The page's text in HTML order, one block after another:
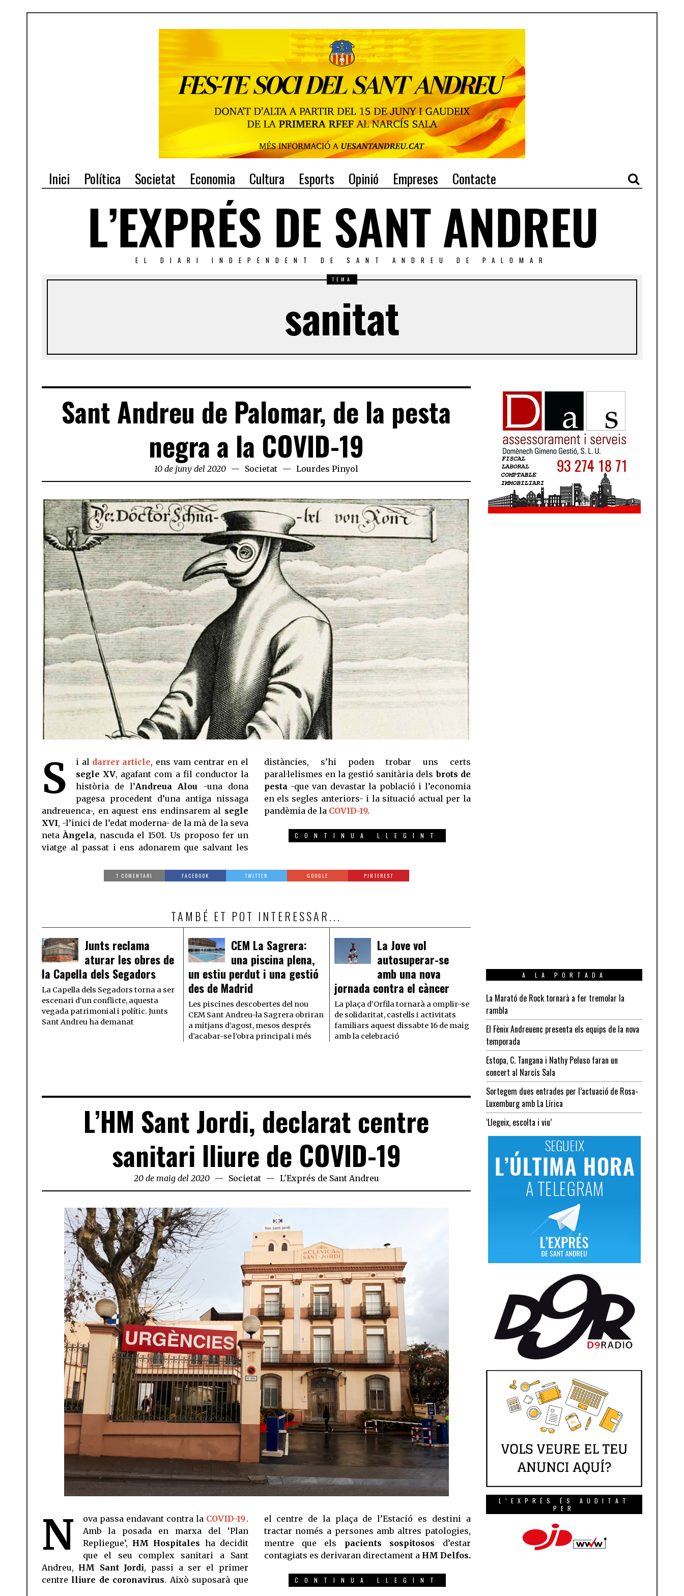
Inici Política Societat Economia Cultura Esports Opinió Empreses Contacte
EL DIARI INDEPENDENT DE SANT ANDREU DE PALOMAR
TEMA
sanitat
Sant Andreu de Palomar, de la pesta
negra a la COVID-19
10 de juny del 2020 Societat Lourdes Pinyol
S i al darrer article, ens vam centrar en el
segle XV, agafant com a fil conductor la
història de l’Andreua Alou -una dona
pagesa procedent d’una antiga nissaga
andreuenca-, en aquest ens endinsarem al segle
XVI, -l’inici de l’edat moderna- de la mà de la seva
neta Àngela, nascuda el 1501. Us proposo fer un
viatge al passat i ens adonarem que salvant les
distàncies, s’hi poden trobar uns certs
paral·lelismes en la gestió sanitària delsbrots de
pesta-que van devastar la població i l’economia
en els segles anteriors- i la situació actual per la
pandèmia de laCOVID-19.
CONTINUA LLEGINT
1 COMENTARI FACEBOOK TWITTER GOOGLE PINTEREST
TAMBÉ ET POT INTERESSAR...
Junts reclama
aturar les obres de
la Capella dels Segadors
La Capella dels Segadors torna a ser
escenari d’un conflicte, aquesta
vegada patrimonial i polític. Junts
Sant Andreu ha demanat
CEM La Sagrera:
una piscina plena,
un estiu perdut i una gestió
des de Madrid
Les piscines descobertes del nou
CEM Sant Andreu-la Sagrera obriran
a mitjans d’agost, mesos després
d’acabar-se l’obra principal i més
La Jove vol
autosuperar-se
amb una nova
jornada contra el càncer
La plaça d’Orfila tornarà a omplir-se
de solidaritat, castells i activitats
familiars aquest dissabte 16 de maig
amb la celebració
L’HM Sant Jordi, declarat centre
sanitari lliure de COVID-19
20 de maig del 2020 Societat L'Exprés de Sant Andreu
N ova passa endavant contra la COVID-19.
Amb la posada en marxa del ‘Plan
Repliegue’, HM Hospitales ha decidit
que el seu complex sanitari a Sant
Andreu, HM Sant Jordi, passi a ser el primer
centre lliure de coronavirus. Això suposarà que
el centre de la plaça de l’Estació es destini a
tractar només a persones amb altres patologies,
mentre que els pacients sospitosos d’estar
contagiats es derivaran directament aHM Delfos.
CONTINUA LLEGINT
A LA PORTADA
La Marató de Rock tornarà a fer tremolar la
rambla
El Fènix Andreuenc presenta els equips de la nova
temporada
Estopa, C. Tangana i Nathy Peluso faran un
concert al Narcís Sala
Sortegem dues entrades per l’actuació de Rosa-
Luxemburg amb La Lírica
‘Llegeix, escolta i viu’
L’EXPRÉS ÉS AUDITAT
PER